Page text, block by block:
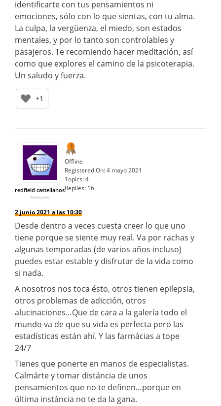
identificarte con tus pensamientos ni
emociones, sólo con lo que sientas, con tu alma.
La culpa, la vergüenza, el miedo, son estados
mentales, y por lo tanto son controlables y
pasajeros. Te recomiendo hacer meditación, así
como que explores el camino de la psicoterapia.
Un saludo y fuerza.
+1
redfield castellanos
Participante
Offline
Registered On:4 mayo 2021
Topics:4
Replies: 16
2 junio 2021 a las 10:30
Desde dentro a veces cuesta creer lo que uno
tiene porque se siente muy real. Va por rachas y
algunas temporadas (de varios años incluso)
puedes estar estable y disfrutar de la vida como
si nada.
A nosotros nos toca ésto, otros tienen epilepsia,
otros problemas de adicción, otros
alucinaciones…Que de cara a la galería todo el
mundo va de que su vida es perfecta pero las
estadísticas están ahí. Y las farmácias a tope
24/7
Tienes que ponerte en manos de especialistas.
Calmárte y tomar distáncia de unos
pensamientos que no te definen…porque en
última instáncia no te da la gana.